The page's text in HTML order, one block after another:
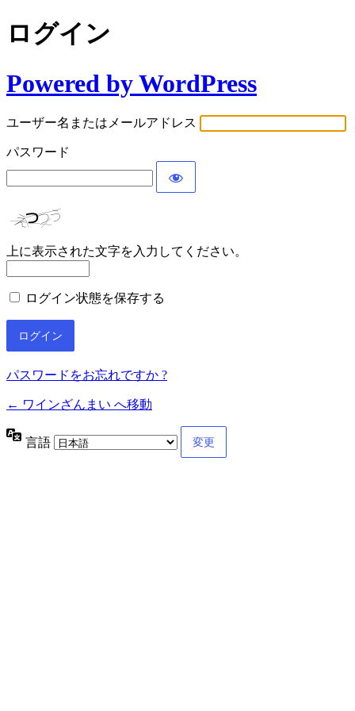
ログイン
Powered by WordPress
ユーザー名またはメールアドレス
パスワード
上に表示された文字を入力してください。
ログイン状態を保存する
パスワードをお忘れですか ?
← ワインざんまい へ移動
言語